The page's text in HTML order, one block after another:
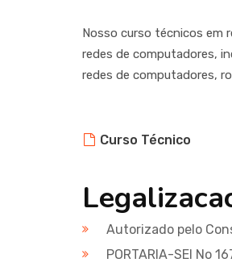
Nosso curso técnicos em
redes de computadores,
redes de computadores,
Curso Técnico
Autorizado pelo
PORTARIA-SEI No